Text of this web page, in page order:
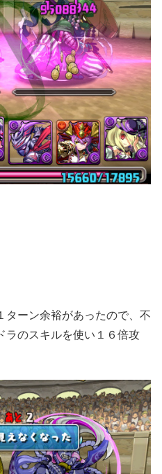
ターン余裕があったので、不
ラのスキルを使い１６倍攻